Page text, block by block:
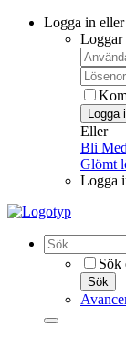
Logga in
Loggar
Logga
Eller
Bli
Glömt
Logga
Sök
Sök